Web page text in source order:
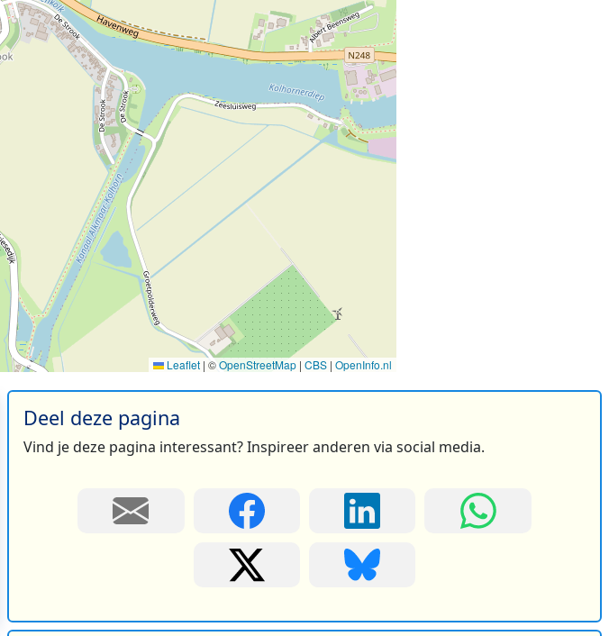
Leaflet | ©OpenStreetMap | CBS | OpenInfo.nl
Deel deze pagina
Vind je deze pagina interessant? Inspireer anderen via social media.